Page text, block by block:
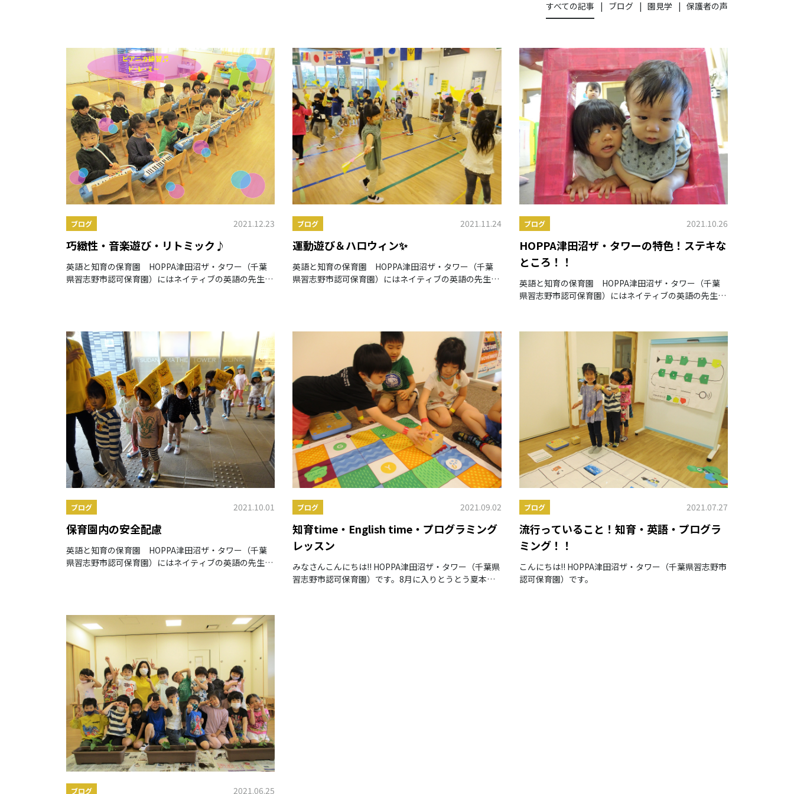
すべての記事 ブログ 園見学 保護者の声
ブログ 2021.12.23
巧緻性・音楽遊び・リトミック♪
英語と知育の保育園 HOPPA津田沼ザ・タワー（千葉
県習志野市認可保育園）にはネイティブの英語の先生が
ブログ 2021.11.24
運動遊び＆ハロウィン✨
英語と知育の保育園 HOPPA津田沼ザ・タワー（千葉
県習志野市認可保育園）にはネイティブの英語の先生が
ブログ 2021.10.26
HOPPA津田沼ザ・タワーの特色！ステキな
ところ！！
英語と知育の保育園 HOPPA津田沼ザ・タワー（千葉
県習志野市認可保育園）にはネイティブの英語の先生が
ブログ 2021.10.01
保育園内の安全配慮
英語と知育の保育園 HOPPA津田沼ザ・タワー（千葉
県習志野市認可保育園）にはネイティブの英語の先生が
ブログ 2021.09.02
知育time・English time・プログラミング
レッスン
みなさんこんにちは‼ HOPPA津田沼ザ・タワー（千葉県
習志野市認可保育園）です。8月に入りとうとう夏本番
ブログ 2021.07.27
流行っていること！知育・英語・プログラ
ミング！！
こんにちは‼ HOPPA津田沼ザ・タワー（千葉県習志野市
認可保育園）です。
ブログ 2021.06.25